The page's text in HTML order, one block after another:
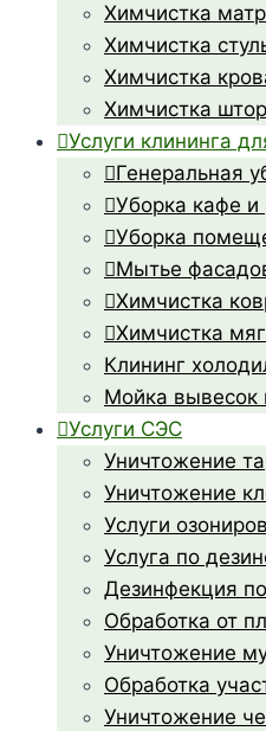
Химчистка
Химчистка
Химчистка
Химчистка штор
Услуги клининга
Генеральная
Уборка кафе и
Уборка
Мытье
Химчистка
Химчистка
Клининг
Мойка вывесок
Услуги СЭС
Уничтожение
Уничтожение
Услуги
Услуга по
Дезинфекция
Обработка от
Уничтожение
Обработка
Уничтожение